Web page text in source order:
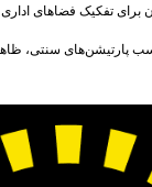
برای تفکیک فضاهای
پارتیشن‌های سنتی،